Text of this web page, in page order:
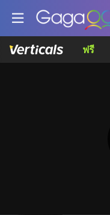
ฟรี